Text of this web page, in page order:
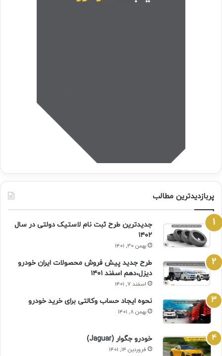
پربازدیدترین مطالب
جدیدترین طرح ثبت نام لاستیک دولتی در سال
۱۴۰۲
بهمن ۳۰, ۱۴۰۱
طرح جدید پیش فروش محصولات ایران خودرو
دیزل،دهم اسفند ۱۴۰۱
اسفند ۷, ۱۴۰۱
نحوه ایجاد حساب وکالتی برای خرید خودرو
بهمن ۸, ۱۴۰۱
خودرو جگوار (Jaguar)
فروردین ۱۴, ۱۴۰۱